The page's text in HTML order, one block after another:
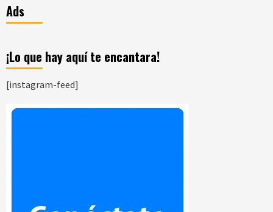
Ads
¡Lo que hay aquí te encantara!
[instagram-feed]